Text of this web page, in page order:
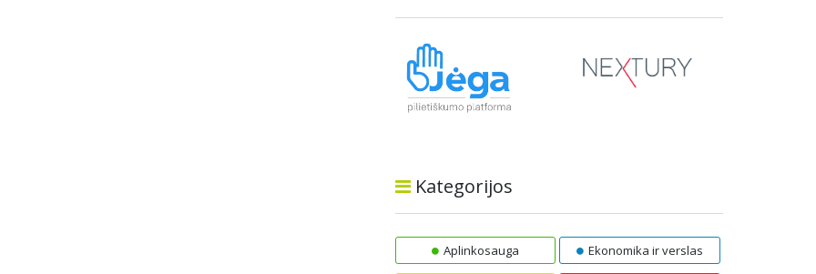
Kategorijos
Aplinkosauga Ekonomika ir verslas